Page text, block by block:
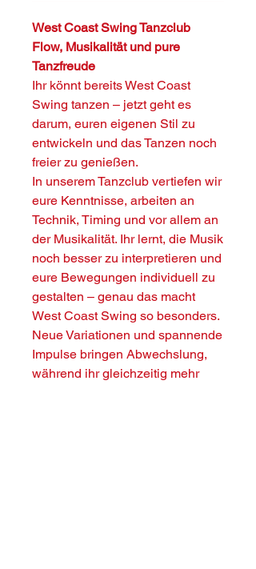
West Coast Swing Tanzclub
Flow, Musikalität und pure
Tanzfreude
Ihr könnt bereits West Coast
Swing tanzen – jetzt geht es
darum, euren eigenen Stil zu
entwickeln und das Tanzen noch
freier zu genießen.
In unserem Tanzclub vertiefen wir
eure Kenntnisse, arbeiten an
Technik, Timing und vor allem an
der Musikalität. Ihr lernt, die Musik
noch besser zu interpretieren und
eure Bewegungen individuell zu
gestalten – genau das macht
West Coast Swing so besonders.
Neue Variationen und spannende
Impulse bringen Abwechslung,
während ihr gleichzeitig mehr